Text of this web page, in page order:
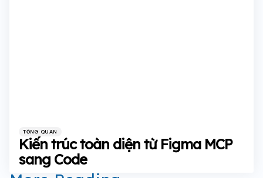
Categories
Posted
in
TỔNG QUAN
Kiến trúc toàn diện từ Figma MCP
sang Code